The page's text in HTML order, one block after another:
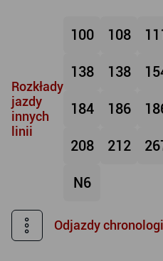
Rozkłady
jazdy
innych
linii
100 108
138 138
184 186
208 212
N6
Odjazdy